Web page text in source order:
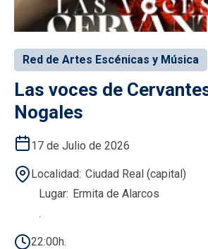
Red de Artes Escénicas y Música
Las voces de
Nogales
17 de Julio de 2026
Localidad Ciudad Real (capital)
Lugar Ermita de Alarcos
.
22:00h.